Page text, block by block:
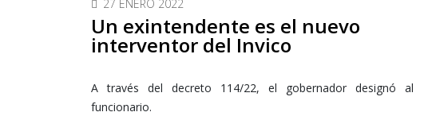
27 ENERO 2022
Un exintendente es el nuevo
interventor del Invico
A través del decreto 114/22, el gobernador designó al
funcionario.